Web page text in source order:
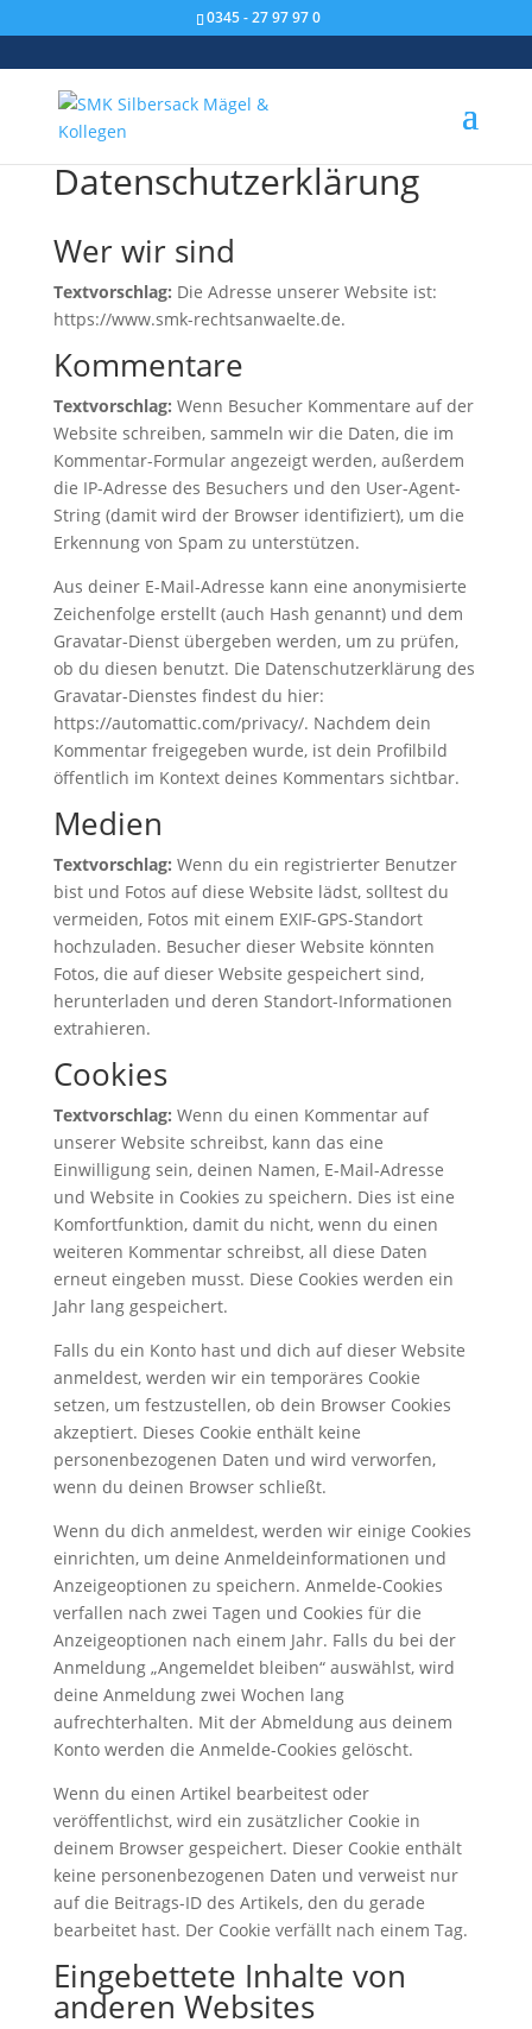
0345 - 27 97 97 0
Datenschutzerklärung
Wer wir sind
Textvorschlag: Die Adresse unserer Website ist:
https://www.smk-rechtsanwaelte.de.
Kommentare
Textvorschlag: Wenn Besucher Kommentare auf der
Website schreiben, sammeln wir die Daten, die im
Kommentar-Formular angezeigt werden, außerdem
die IP-Adresse des Besuchers und den User-Agent-
String (damit wird der Browser identifiziert), um die
Erkennung von Spam zu unterstützen.
Aus deiner E-Mail-Adresse kann eine anonymisierte
Zeichenfolge erstellt (auch Hash genannt) und dem
Gravatar-Dienst übergeben werden, um zu prüfen,
ob du diesen benutzt. Die Datenschutzerklärung des
Gravatar-Dienstes findest du hier:
https://automattic.com/privacy/. Nachdem dein
Kommentar freigegeben wurde, ist dein Profilbild
öffentlich im Kontext deines Kommentars sichtbar.
Medien
Textvorschlag: Wenn du ein registrierter Benutzer
bist und Fotos auf diese Website lädst, solltest du
vermeiden, Fotos mit einem EXIF-GPS-Standort
hochzuladen. Besucher dieser Website könnten
Fotos, die auf dieser Website gespeichert sind,
herunterladen und deren Standort-Informationen
extrahieren.
Cookies
Textvorschlag: Wenn du einen Kommentar auf
unserer Website schreibst, kann das eine
Einwilligung sein, deinen Namen, E-Mail-Adresse
und Website in Cookies zu speichern. Dies ist eine
Komfortfunktion, damit du nicht, wenn du einen
weiteren Kommentar schreibst, all diese Daten
erneut eingeben musst. Diese Cookies werden ein
Jahr lang gespeichert.
Falls du ein Konto hast und dich auf dieser Website
anmeldest, werden wir ein temporäres Cookie
setzen, um festzustellen, ob dein Browser Cookies
akzeptiert. Dieses Cookie enthält keine
personenbezogenen Daten und wird verworfen,
wenn du deinen Browser schließt.
Wenn du dich anmeldest, werden wir einige Cookies
einrichten, um deine Anmeldeinformationen und
Anzeigeoptionen zu speichern. Anmelde-Cookies
verfallen nach zwei Tagen und Cookies für die
Anzeigeoptionen nach einem Jahr. Falls du bei der
Anmeldung „Angemeldet bleiben“ auswählst, wird
deine Anmeldung zwei Wochen lang
aufrechterhalten. Mit der Abmeldung aus deinem
Konto werden die Anmelde-Cookies gelöscht.
Wenn du einen Artikel bearbeitest oder
veröffentlichst, wird ein zusätzlicher Cookie in
deinem Browser gespeichert. Dieser Cookie enthält
keine personenbezogenen Daten und verweist nur
auf die Beitrags-ID des Artikels, den du gerade
bearbeitet hast. Der Cookie verfällt nach einem Tag.
Eingebettete Inhalte von
anderen Websites